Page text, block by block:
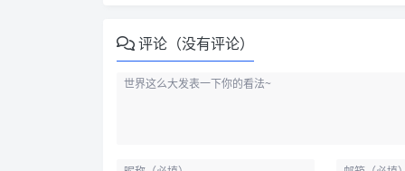
评论（没有评论）